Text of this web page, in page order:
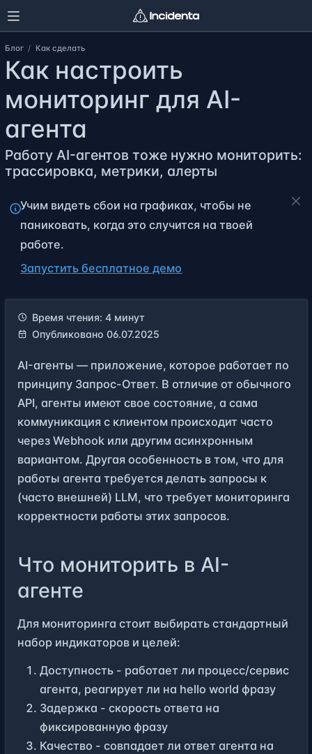
Блог Как сделать
Как настроить
мониторинг для AI-
агента
Работу AI-агентов тоже нужно мониторить:
трассировка, метрики, алерты
Учим видеть сбои на графиках, чтобы не
паниковать, когда это случится на твоей
работе.
Запустить бесплатное демо
Время чтения: 4 минут
Опубликовано 06.07.2025
AI-агенты — приложение, которое работает по
принципу Запрос-Ответ. В отличие от обычного
API, агенты имеют свое состояние, а сама
коммуникация с клиентом происходит часто
через Webhook или другим асинхронным
вариантом. Другая особенность в том, что для
работы агента требуется делать запросы к
(часто внешней) LLM, что требует мониторинга
корректности работы этих запросов.
Что мониторить в AI-
агенте
Для мониторинга стоит выбирать стандартный
набор индикаторов и целей:
Доступность - работает ли процесс/сервис
агента, реагирует ли на hello world фразу
Задержка - скорость ответа на
фиксированную фразу
Качество - совпадает ли ответ агента на